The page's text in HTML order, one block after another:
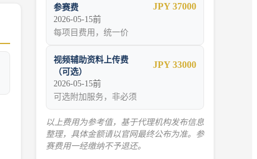
参赛费 JPY 37000
2026-05-15前
每项目费用，统一价
视频辅助资料上传费
（可选）
JPY 33000
2026-05-15前
可选附加服务，非必须
以上费用为参考值，基于代理机构发布信息
整理，具体金额请以官网最终公布为准。参
赛费用一经缴纳不予退还。